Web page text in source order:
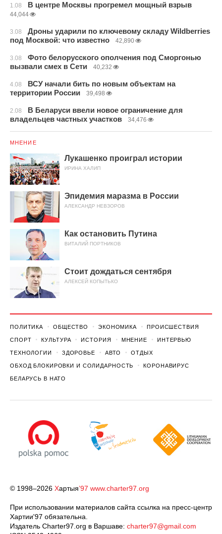
1.08 В центре Москвы прогремел мощный взрыв
44,044
3.08
Дроны ударили по ключевому складу Wildberries
под Москвой: что известно
42,890
3.08
Фото белорусского ополчения под Сморгонью
вызвали смех в Сети
40,232
4.08
ВСУ начали бить по новым объектам на
территории России
39,498
2.08
В Беларуси ввели новое ограничение для
владельцев частных участков
34,476
МНЕНИЕ
Лукашенко проиграл истории
ИРИНА ХАЛИП
Эпидемия маразма в России
АЛЕКСАНДР НЕВЗОРОВ
Как остановить Путина
ВИТАЛИЙ ПОРТНИКОВ
Стоит дождаться сентября
АЛЕКСЕЙ КОПЫТЬКО
ПОЛИТИКА ОБЩЕСТВО ЭКОНОМИКА ПРОИСШЕСТВИЯ
СПОРТ КУЛЬТУРА ИСТОРИЯ МНЕНИЕ ИНТЕРВЬЮ
ТЕХНОЛОГИИ ЗДОРОВЬЕ АВТО ОТДЫХ
ОБХОД БЛОКИРОВКИ И СОЛИДАРНОСТЬ КОРОНАВИРУС
БЕЛАРУСЬ В НАТО
© 1998–2026 Хартыя’97 www.charter97.org
При использовании материалов сайта ссылка на пресс-центр
Хартии'97 обязательна.
Издатель Charter97.org в Варшаве: charter97@gmail.com